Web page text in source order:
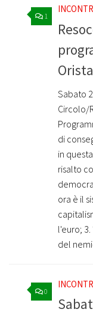
1
Sabato
Circolo/
di
in
risalto
ora è il
l'euro;
del
0